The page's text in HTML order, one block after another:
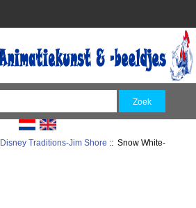
Disney Traditions-Jim Shore :: Snow White-